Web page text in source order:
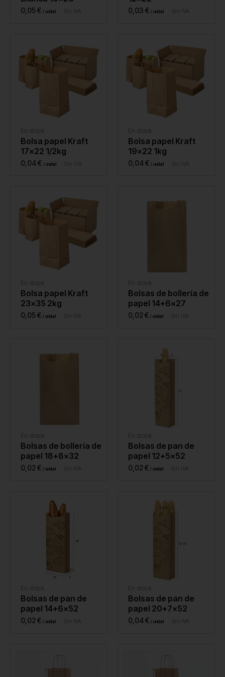
0,05 € Sin IVA 0,03 € Sin IVA
En stock
Bolsa papel Kraft
17×22 1/2kg
0,04€ Sin IVA
En stock
Bolsa papel Kraft
19×22 1kg
0,04€ Sin IVA
En stock
Bolsa papel Kraft
23×35 2kg
0,05 € Sin IVA
En stock
Bolsas de bollería de
papel 14+6×27
0,02€ Sin IVA
En stock
Bolsas de bollería de
papel 18+8×32
0,02 € Sin IVA
En stock
Bolsas de pan de
papel 12+5×52
0,02 € Sin IVA
En stock
Bolsas de pan de
papel 14+6×52
0,02 € Sin IVA
En stock
Bolsas de pan de
papel 20+7×52
0,04€ Sin IVA